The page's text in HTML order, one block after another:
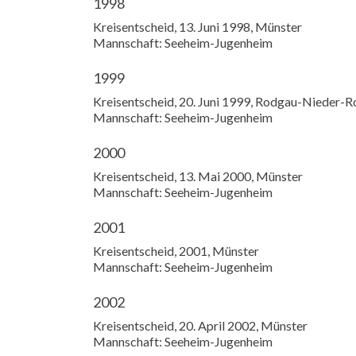
Kreisentscheid, 13. Juni 1998, Münster
Mannschaft: Seeheim-Jugenheim
1999
Kreisentscheid, 20. Juni 1999, Rodgau-Nieder-
Mannschaft: Seeheim-Jugenheim
2000
Kreisentscheid, 13. Mai 2000, Münster
Mannschaft: Seeheim-Jugenheim
2001
Kreisentscheid, 2001, Münster
Mannschaft: Seeheim-Jugenheim
2002
Kreisentscheid, 20. April 2002, Münster
Mannschaft: Seeheim-Jugenheim